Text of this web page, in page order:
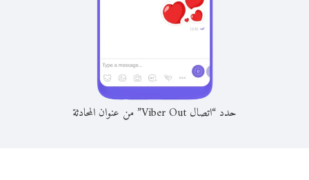
حدد “اتصال Viber Out” من عنوان المحادثة